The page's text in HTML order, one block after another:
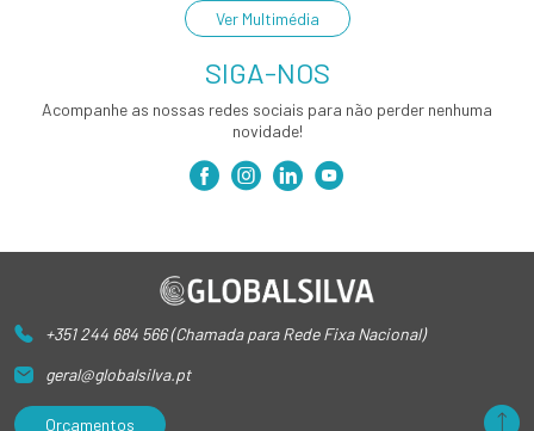
Ver Multimédia
SIGA-NOS
Acompanhe as nossas redes sociais para não perder nenhuma
novidade!
+351 244 684 566 (Chamada para Rede Fixa Nacional)
geral@globalsilva.pt
Orçamentos